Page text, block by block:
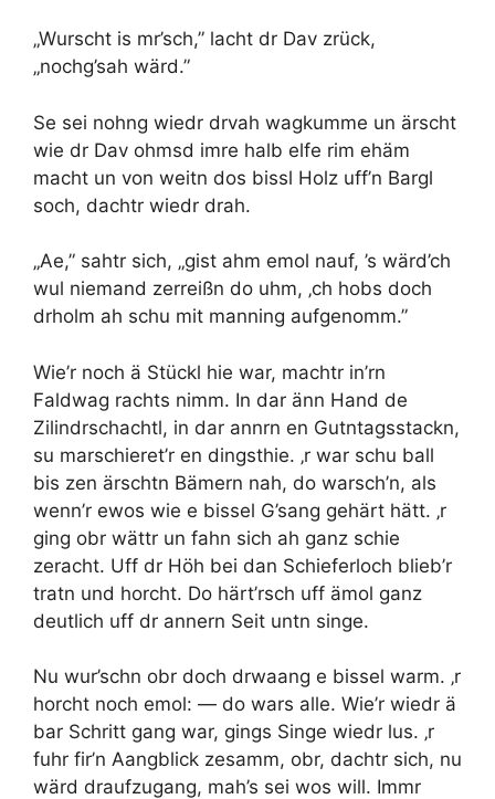
„Wurscht is mr’sch,” lacht dr Dav zrück,
„nochg’sah wärd.”
Se sei nohng wiedr drvah wagkumme un ärscht
wie dr Dav ohmsd imre halb elfe rim ehäm
macht un von weitn dos bissl Holz uff’n Bargl
soch, dachtr wiedr drah.
„Ae,” sahtr sich, „gist ahm emol nauf, ’s wärd’ch
wul niemand zerreißn do uhm, ‚ch hobs doch
drholm ah schu mit manning aufgenomm.”
Wie’r noch ä Stückl hie war, machtr in’rn
Faldwag rachts nimm. In dar änn Hand de
Zilindrschachtl, in dar annrn en Gutntagsstackn,
su marschieret’r en dingsthie. ‚r war schu ball
bis zen ärschtn Bämern nah, do warsch’n, als
wenn’r ewos wie e bissel G’sang gehärt hätt. ‚r
ging obr wättr un fahn sich ah ganz schie
zeracht. Uff dr Höh bei dan Schieferloch blieb’r
tratn und horcht. Do härt’rsch uff ämol ganz
deutlich uff dr annern Seit untn singe.
Nu wur’schn obr doch drwaang e bissel warm. ‚r
horcht noch emol: — do wars alle. Wie’r wiedr ä
bar Schritt gang war, gings Singe wiedr lus. ‚r
fuhr fir’n Aangblick zesamm, obr, dachtr sich, nu
wärd draufzugang, mah’s sei wos will. Immr